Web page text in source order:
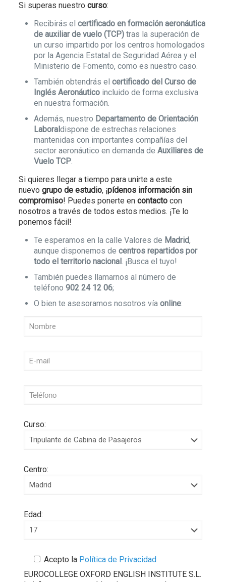
Si superas nuestro curso:
Recibirás el certificado en formación aeronáutica
de auxiliar de vuelo (TCP) tras la superación de
un curso impartido por los centros homologados
por la Agencia Estatal de Seguridad Aérea y el
Ministerio de Fomento, como es nuestro caso.
También obtendrás el certificado del Curso de
Inglés Aeronáutico incluido de forma exclusiva
en nuestra formación.
Además, nuestro Departamento de Orientación
Laboraldispone de estrechas relaciones
mantenidas con importantes compañías del
sector aeronáutico en demanda de Auxiliares de
Vuelo TCP.
Si quieres llegar a tiempo para unirte a este
nuevo grupo de estudio, ¡pídenos información sin
compromiso! Puedes ponerte en contactocon
nosotros a través de todos estos medios. ¡Te lo
ponemos fácil!
Te esperamos en la calle Valores de Madrid,
aunque disponemos de centros repartidos por
todo el territorio nacional. ¡Busca el tuyo!
También puedes llamarnos al número de
teléfono 902 24 12 06;
O bien te asesoramos nosotros vía online:
Curso:
Centro:
Edad:
Acepto laPolítica de Privacidad
EUROCOLLEGE OXFORD ENGLISH INSTITUTE S.L.